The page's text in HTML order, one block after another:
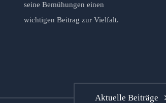
seine Bemühungen einen
wichtigen Beitrag zur Vielfalt.
Aktuelle Beiträge